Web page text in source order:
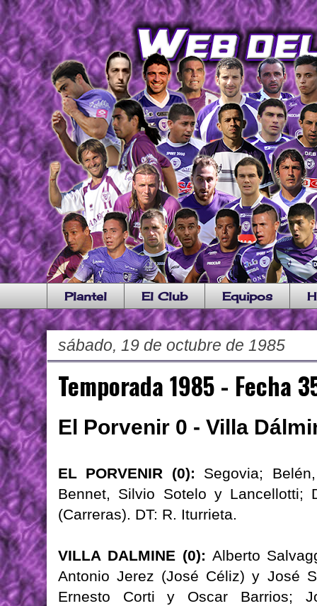
Plantel El Club Equipos
sábado, 19 de octubre de 1985
Temporada 1985 - Fecha
El Porvenir 0 - Villa
EL PORVENIR (0): Segovia;
Bennet, Silvio Sotelo y Lancellotti;
(Carreras). DT: R. Iturrieta.
VILLA DALMINE (0): Alberto
Antonio Jerez (José Céliz) y José
Ernesto Corti y Oscar Barrios;